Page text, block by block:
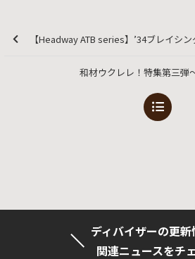
【Headway ATB series】’34ブレイシ
和材ウクレレ！特集第三弾
ディバイザーの更新
関連ニュースをチ